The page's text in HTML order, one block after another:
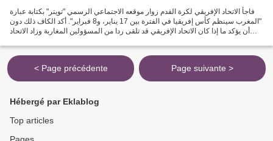
فاجأ الاتحاد الإفريقي لكرة القدم زوار موقعه الاجتماعي الرسمي "تويتر" بكتابة عبارة
"المغرب سينظم كأس إفريقيا في الفترة بين 17 يناير، و8 فبراير". أكد الكاف ذلك دون
أن يؤكد ما إذا كان الاتحاد الإفريقي قد تلقى ردا من المسؤولين المغاربة وزاد الاتحاد
< Page précédente Page suivante >
Hébergé par Eklablog
Top articles